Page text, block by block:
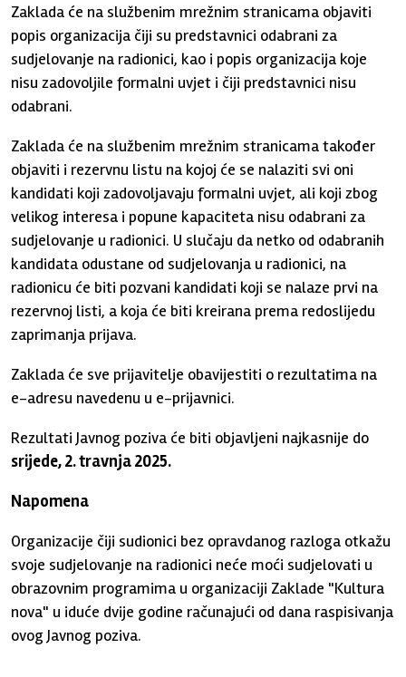
Zaklada će na službenim mrežnim stranicama objaviti
popis organizacija čiji su predstavnici odabrani za
sudjelovanje na radionici, kao i popis organizacija koje
nisu zadovoljile formalni uvjet i čiji predstavnici nisu
odabrani.
Zaklada će na službenim mrežnim stranicama također
objaviti i rezervnu listu na kojoj će se nalaziti svi oni
kandidati koji zadovoljavaju formalni uvjet, ali koji zbog
velikog interesa i popune kapaciteta nisu odabrani za
sudjelovanje u radionici. U slučaju da netko od odabranih
kandidata odustane od sudjelovanja u radionici, na
radionicu će biti pozvani kandidati koji se nalaze prvi na
rezervnoj listi, a koja će biti kreirana prema redoslijedu
zaprimanja prijava.
Zaklada će sve prijavitelje obavijestiti o rezultatima na
e-adresu navedenu u e-prijavnici.
Rezultati Javnog poziva će biti objavljeni najkasnije do
srijede, 2. travnja 2025.
Napomena
Organizacije čiji sudionici bez opravdanog razloga otkažu
svoje sudjelovanje na radionici neće moći sudjelovati u
obrazovnim programima u organizaciji Zaklade "Kultura
nova" u iduće dvije godine računajući od dana raspisivanja
ovog Javnog poziva.